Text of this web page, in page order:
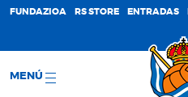
FUNDAZIOA RS STORE ENTRADAS
MENÚ